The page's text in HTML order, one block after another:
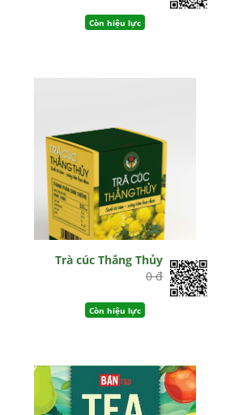
Còn hiệu lực
Trà cúc Thắng Thủy
0 đ
Còn hiệu lực